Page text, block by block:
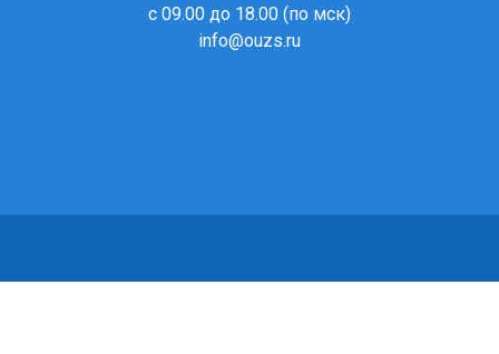
с 09.00 до 18.00 (по мск)
info@ouzs.ru